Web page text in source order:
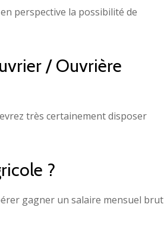
perspective la possibilité de
/ Ouvrière
très certainement disposer
?
gagner un salaire mensuel brut